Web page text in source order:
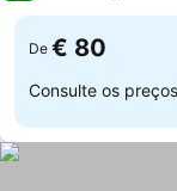
De € 80
Consulte os